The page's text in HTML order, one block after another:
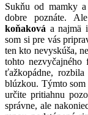
Sukňu od mamky
dobre poznáte.
koňaková a najmä
som si pre vás
ten kto nevyskúša,
tohto nezvyčajného
ťažkopádne,
blúzkou. Týmto
určite pritiahnu
správne, ale